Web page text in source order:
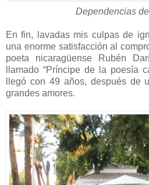
Dependencias
En fin, lavadas mis culpas de
una enorme satisfacción al
poeta nicaragüense Rubén
llamado “Príncipe de la poesía
llegó con 49 años, después de
grandes amores.